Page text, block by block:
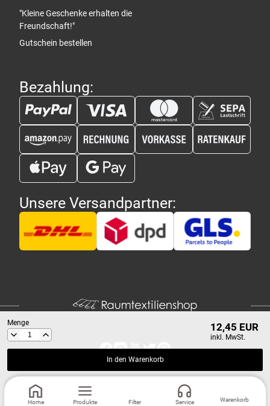
Menge 12,45 EUR
inkl. MwSt.
In den Warenkorb
"Kleine Geschenke erhalten die
Freundschaft!"
Gutschein bestellen
Bezahlung:
Unsere Versandpartner:
Copyright 2026 - Raumtextilienshop.de | Design und Entwicklung
MG-
Home Produkte Filter Service Warenkorb